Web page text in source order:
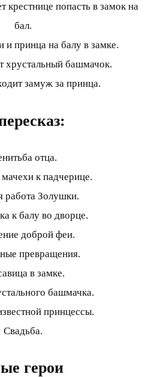
крестнице попасть в замок на
бал.
и принца на балу в замке.
хрустальный башмачок.
замуж за принца.
отца.
к падчерице.
работа Золушки.
к балу во дворце.
доброй феи.
превращения.
в замке.
башмачка.
принцессы.
Свадьба.
герои